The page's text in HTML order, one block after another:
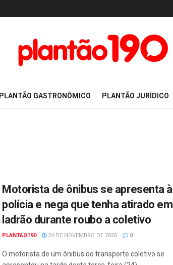
PLANTÃO GASTRONÔMICO PLANTÃO JURÍDICO
Motorista de ônibus se apresenta à
polícia e nega que tenha atirado em
ladrão durante roubo a coletivo
PLANTAO190 24 DE NOVEMBRO DE 2020 0
O motorista de um ônibus do transporte coletivo se